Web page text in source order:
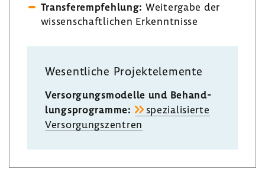
Trans­fer­emp­feh­lung: Weiter­gabe der
wissen­schaft­li­chen Erkennt­nisse
Wesent­liche Projekt­ele­mente
Versor­gungs­mo­delle und Behand­
lungs­pro­gramme:
spezia­li­sierte
Versor­gungs­zen­tren